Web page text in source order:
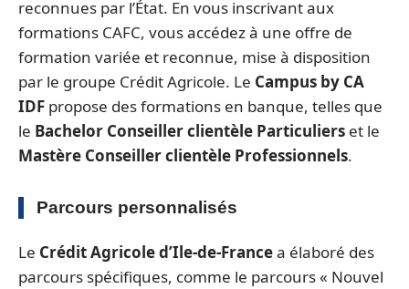
reconnues par l’État. En vous inscrivant aux
formations CAFC, vous accédez à une offre de
formation variée et reconnue, mise à disposition
par le groupe Crédit Agricole. Le Campus by CA
IDF propose des formations en banque, telles que
le Bachelor Conseiller clientèle Particuliers et le
Mastère Conseiller clientèle Professionnels.
Parcours personnalisés
Le Crédit Agricole d’Ile-de-Francea élaboré des
parcours spécifiques, comme le parcours « Nouvel